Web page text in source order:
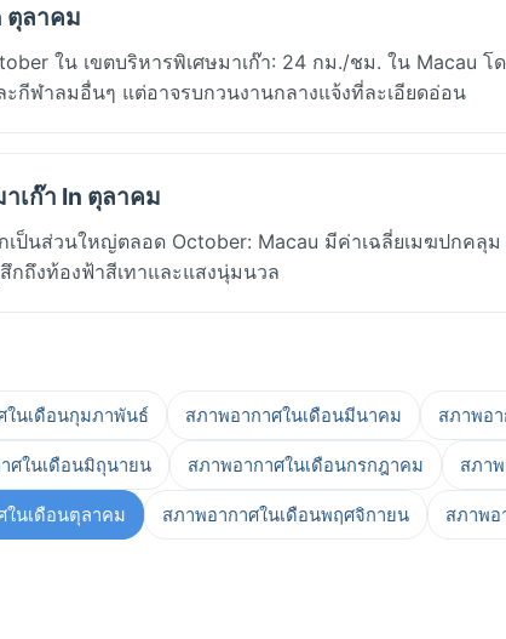
ตุลาคม
ใน เขตบริหารพิเศษมาเก๊า: 24 กม./ชม. ใน Macau โ
กีฬาลมอื่นๆ แต่อาจรบกวนงานกลางแจ้งที่ละเอียดอ่อน
เก๊า In ตุลาคม
เป็นส่วนใหญ่ตลอด October: Macau มีค่าเฉลี่ยเมฆปกคลุ
กถึงท้องฟ้าสีเทาและแสงนุ่มนวล
ในเดือนกุมภาพันธ์ สภาพอากาศในเดือนมีนาคม สภาพอ
ศในเดือนมิถุนายน สภาพอากาศในเดือนกรกฎาคม สภา
ในเดือนตุลาคม สภาพอากาศในเดือนพฤศจิกายน สภาพอ